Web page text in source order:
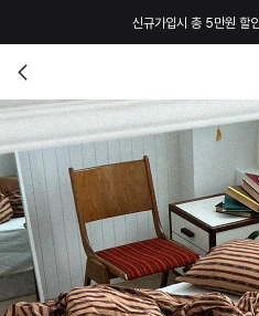
신규가입시 총 5만원 할